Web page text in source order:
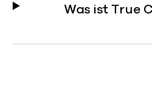
Was ist True